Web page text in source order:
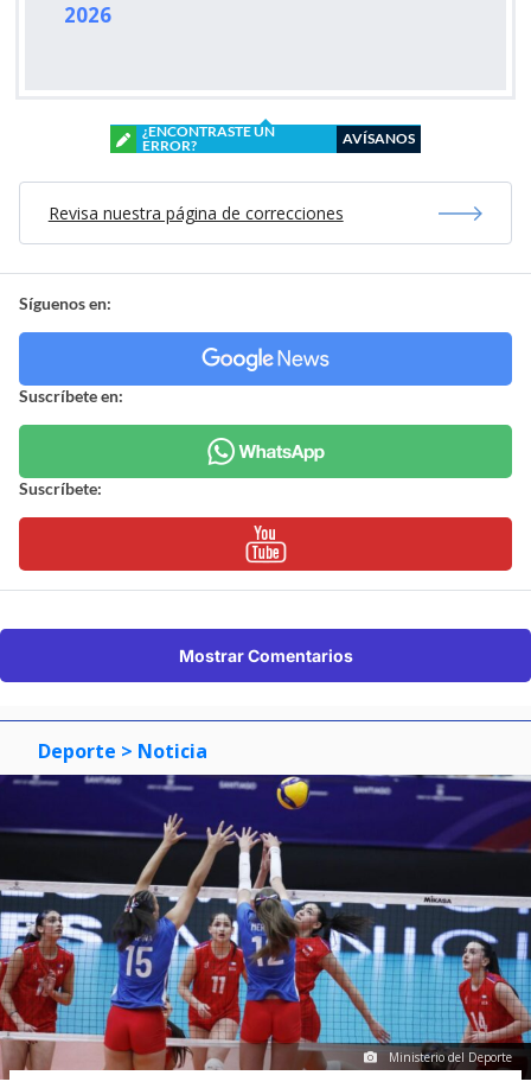
2026
¿ENCONTRASTE UN
ERROR?
AVÍSANOS
Revisa nuestra página de correcciones
Síguenos en:
Suscríbete en:
Suscríbete:
Mostrar Comentarios
Deporte > Noticia
Ministerio del Deporte